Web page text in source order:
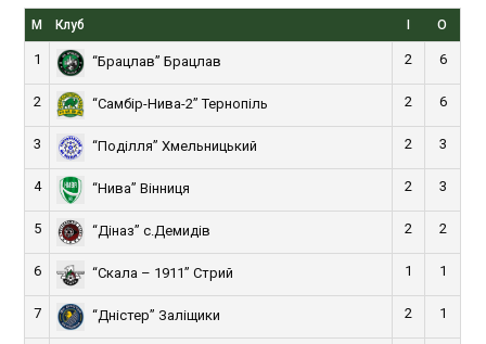
М Клуб І О
1 “Брацлав” Брацлав 2 6
2 “Самбір-Нива-2” Тернопіль 2 6
3 “Поділля” Хмельницький 2 3
4 “Нива” Вінниця 2 3
5 “Діназ” с.Демидів 2 2
6 “Скала – 1911” Стрий 1 1
7 “Дністер” Заліщики 2 1